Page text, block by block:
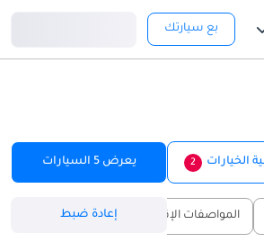
بع سيارتك
الخيارات 2 يعرض5 السيارات
المواصفات الإقليمية إعادة ضبط